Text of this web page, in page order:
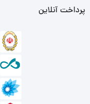
پرداخت آنلاین